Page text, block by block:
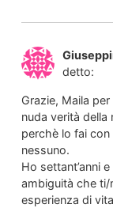
detto:
Grazie, Maila
nuda verità
perchè lo fai
nessuno.
Ho settant’anni
ambiguità che ti/
esperienza di